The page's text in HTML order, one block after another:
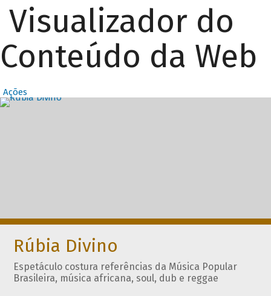
Visualizador do
Conteúdo da Web
Ações
Destaques
Rúbia Divino
Espetáculo costura referências da Música Popular
Brasileira, música africana, soul, dub e reggae